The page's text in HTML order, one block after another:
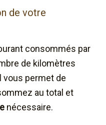
de votre
consommés par
de kilomètres
vous permet de
au total et
nécessaire.